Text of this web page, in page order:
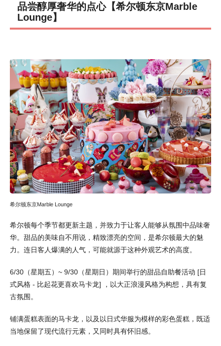
品尝醇厚奢华的点心【希尔顿东京Marble
Lounge】
希尔顿东京Marble Lounge
希尔顿每个季节都更新主题，并致力于让客人能够从氛围中品味奢
华。甜品的美味自不用说，精致漂亮的空间，是希尔顿最大的魅
力。连日客人爆满的人气，可能就源于这种外观艺术的高度。
6/30（星期五）~ 9/30（星期日）期间举行的甜品自助餐活动 [日
式风格 - 比起花更喜欢马卡龙] ，以大正浪漫风格为构想，具有复
古氛围。
铺满蛋糕表面的马卡龙，以及以日式华服为模样的彩色蛋糕，既适
当地保留了现代流行元素，又同时具有怀旧感。